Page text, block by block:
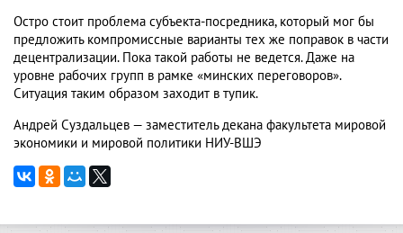
Остро стоит проблема субъекта-посредника, который мог бы
предложить компромиссные варианты тех же поправок в части
децентрализации. Пока такой работы не ведется. Даже на
уровне рабочих групп в рамке «минских переговоров».
Ситуация таким образом заходит в тупик.
Андрей Суздальцев — заместитель декана факультета мировой
экономики и мировой политики НИУ-ВШЭ